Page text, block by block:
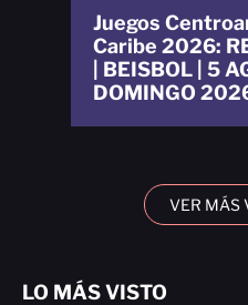
LO MÁS VISTO
Juegos
Caribe 2026:
| BEISBOL | 5
DOMINGO
VER MÁS